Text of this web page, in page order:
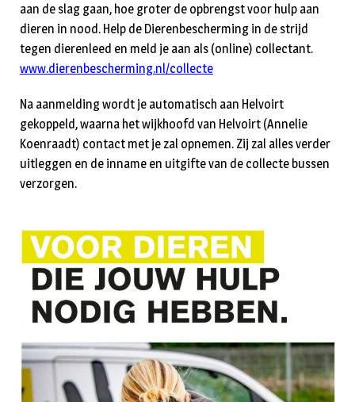
aan de slag gaan, hoe groter de opbrengst voor hulp aan
dieren in nood. Help de Dierenbescherming in de strijd
tegen dierenleed en meld je aan als (online) collectant.
www.dierenbescherming.nl/collecte
Na aanmelding wordt je automatisch aan Helvoirt
gekoppeld, waarna het wijkhoofd van Helvoirt (Annelie
Koenraadt) contact met je zal opnemen. Zij zal alles verder
uitleggen en de inname en uitgifte van de collecte bussen
verzorgen.